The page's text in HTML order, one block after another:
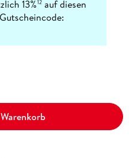
13%12 auf diesen